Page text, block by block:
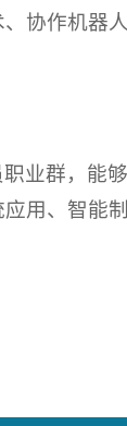
协作机器
业群，能
用、智能